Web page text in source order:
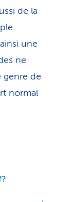
de la
une
ne
genre de
normal